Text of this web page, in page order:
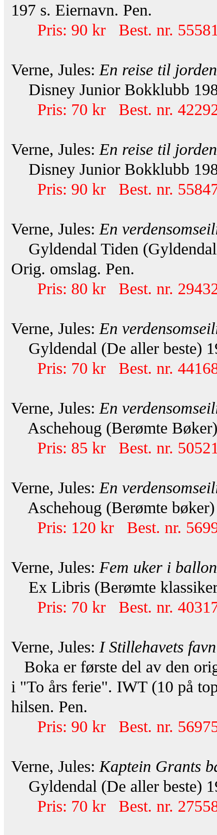
197 s. Eiernavn. Pen.
Pris: 90 kr Best. nr.
Verne, Jules: En reise til
Disney Junior Bokklubb
Pris: 70 kr Best. nr.
Verne, Jules: En reise til
Disney Junior Bokklubb
Pris: 90 kr Best. nr.
Verne, Jules: En
Gyldendal Tiden
Orig. omslag. Pen.
Pris: 80 kr Best. nr.
Verne, Jules: En
Gyldendal (De aller beste)
Pris: 70 kr Best. nr.
Verne, Jules: En
Aschehoug (Berømte
Pris: 85 kr Best. nr.
Verne, Jules: En
Aschehoug (Berømte
Pris: 120 kr Best. nr.
Verne, Jules: Fem uker i
Ex Libris (Berømte
Pris: 70 kr Best. nr.
Verne, Jules: I Stillehavets favn
Boka er første del av den
i "To års ferie". IWT (10 på
hilsen. Pen.
Pris: 90 kr Best. nr.
Verne, Jules: Kaptein Grants
Gyldendal (De aller beste)
Pris: 70 kr Best. nr.